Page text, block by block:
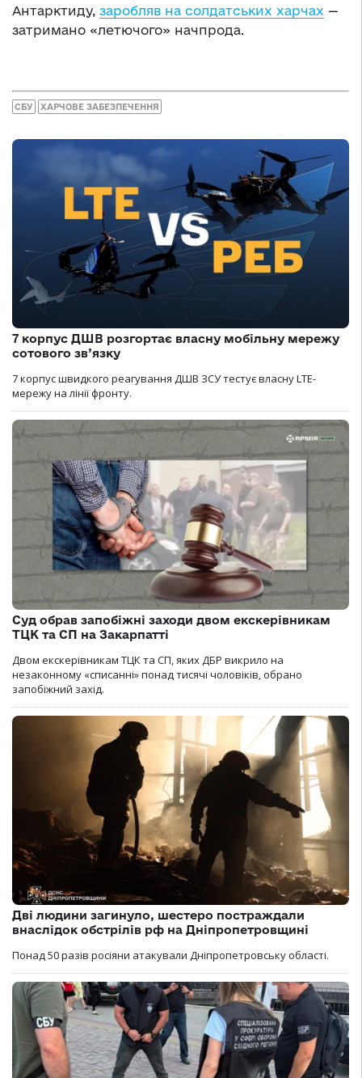
Антарктиду, заробляв на солдатських харчах —
затримано «летючого» начпрода.
СБУ ХАРЧОВЕ ЗАБЕЗПЕЧЕННЯ
7 корпус ДШВ розгортає власну мобільну мережу
сотового зв’язку
7 корпус швидкого реагування ДШВ ЗСУ тестує власну LTE-
мережу на лінії фронту.
Суд обрав запобіжні заходи двом екскерівникам
ТЦК та СП на Закарпатті
Двом екскерівникам ТЦК та СП, яких ДБР викрило на
незаконному «списанні» понад тисячі чоловіків, обрано
запобіжний захід.
Дві людини загинуло, шестеро постраждали
внаслідок обстрілів рф на Дніпропетровщині
Понад 50 разів росіяни атакували Дніпропетровську області.